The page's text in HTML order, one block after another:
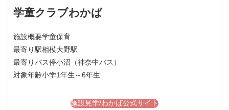
学童クラブわかば
施設概要学童保育
最寄り駅相模大野駅
最寄りバス停小沼（神奈中バス）
対象年齢小学1年生～6年生
施設見学/わかば公式サイト